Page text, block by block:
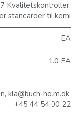
Kvalitetskontroller,
standarder til kemi
EA
1.0 EA
kla@buch-holm.dk,
+45 44 54 00 22